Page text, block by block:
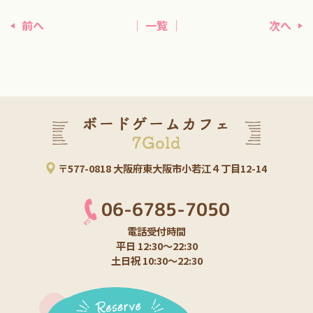
前へ 次へ
│ 一覧 │
〒577-0818 大阪府東大阪市小若江４丁目12-14
06-6785-7050
電話受付時間
平日 12:30～22:30
土日祝 10:30～22:30